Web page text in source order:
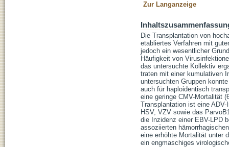
Zur Langanzeige
Die Transplantation von
etabliertes Verfahren mit
jedoch ein wesentlicher
Häufigkeit von
das untersuchte Kollektiv
traten mit einer kumulativen
untersuchten Gruppen
auch für haploidentisch
eine geringe CMV-Mortalität
Transplantation ist eine
HSV, VZV sowie das
die Inzidenz einer EBV-LPD
assoziierten
eine erhöhte Mortalität unter
ein engmaschiges